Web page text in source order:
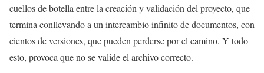
cuellos de botella entre la creación y validación del proyecto, que
termina conllevando a un intercambio infinito de documentos, con
cientos de versiones, que pueden perderse por el camino. Y todo
esto, provoca que no se valide el archivo correcto.